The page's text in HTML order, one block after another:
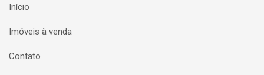
Início
Imóveis à venda
Contato